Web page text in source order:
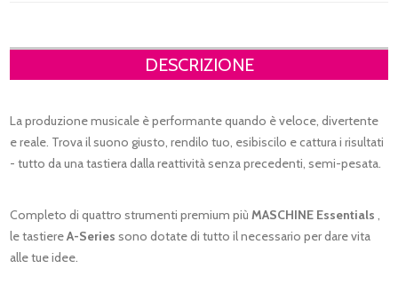
DESCRIZIONE
La produzione musicale è performante quando è veloce, divertente
e reale. Trova il suono giusto, rendilo tuo, esibiscilo e cattura i risultati
- tutto da una tastiera dalla reattività senza precedenti, semi-pesata.
Completo di quattro strumenti premium piùMASCHINE Essentials ,
le tastiereA-Series sono dotate di tutto il necessario per dare vita
alle tue idee.